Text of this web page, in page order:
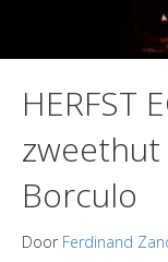
HERFST
Borculo
Door Ferdinand